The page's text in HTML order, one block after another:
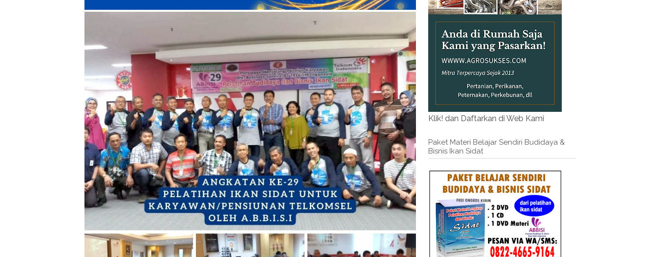
Klik! dan Daftarkan di Web Kami
Paket Materi Belajar Sendiri Budidaya &
Bisnis Ikan Sidat